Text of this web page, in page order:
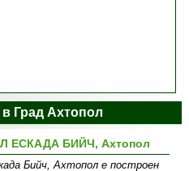
Град Ахтопол
ЕСКАДА БИЙЧ, Ахтопол
Бийч, Ахтопол е построен